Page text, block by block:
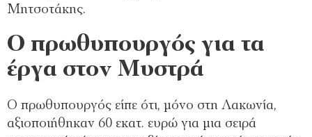
Μητσοτάκης.
Ο πρωθυπουργός για τα
έργα στον Μυστρά
Ο πρωθυπουργός είπε ότι, μόνο στη Λακωνία,
αξιοποιήθηκαν 60 εκατ. ευρώ για μια σειρά